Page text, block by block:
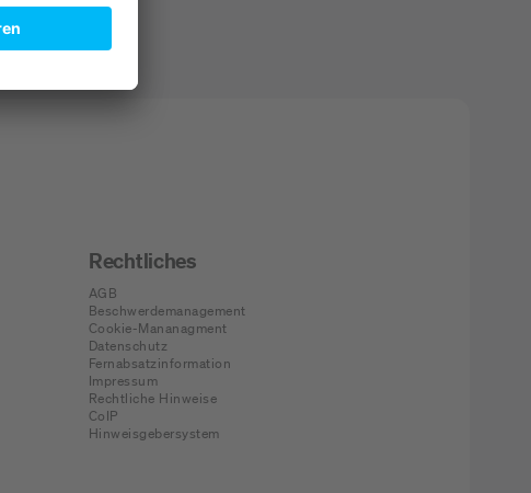
Rechtliches
AGB
Beschwerdemanagement
Cookie-Mananagment
Datenschutz
Fernabsatzinformation
Impressum
Rechtliche Hinweise
CoIP
Hinweisgebersystem